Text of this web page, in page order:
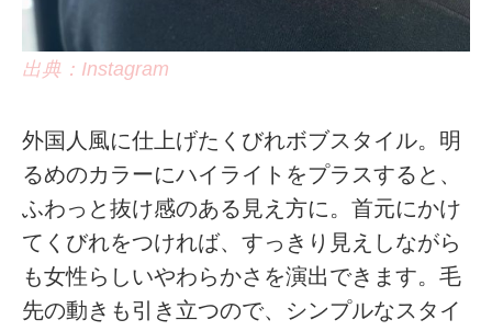
出典：Instagram
外国人風に仕上げたくびれボブスタイル。明
るめのカラーにハイライトをプラスすると、
ふわっと抜け感のある見え方に。首元にかけ
てくびれをつければ、すっきり見えしながら
も女性らしいやわらかさを演出できます。毛
先の動きも引き立つので、シンプルなスタイ